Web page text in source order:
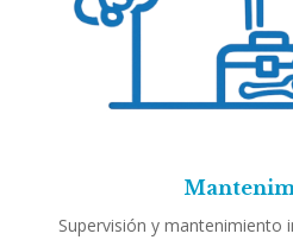
Supervisión y mantenimiento